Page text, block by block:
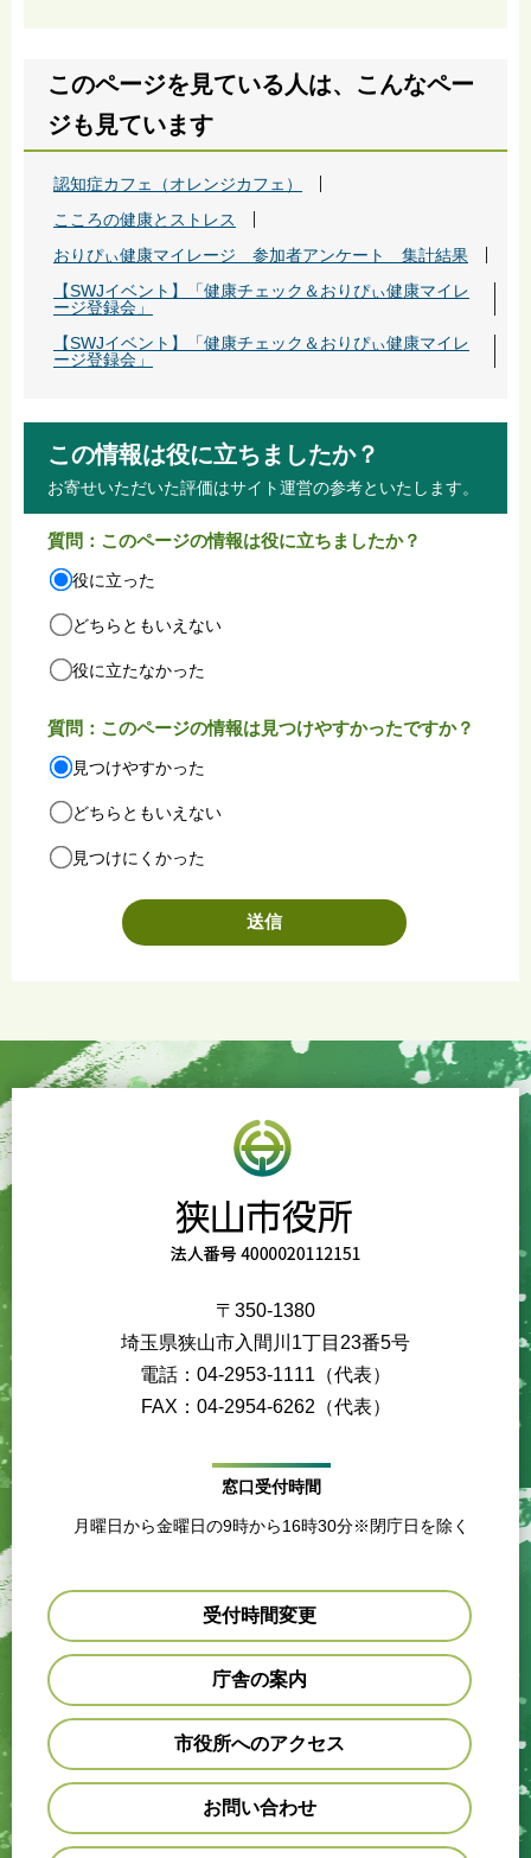
このページを見ている人は、こんなペー
ジも見ています
認知症カフェ（オレンジカフェ）
こころの健康とストレス
おりぴぃ健康マイレージ 参加者アンケート 集計結果
【SWJイベント】「健康チェック＆おりぴぃ健康マイレ
ージ登録会」
【SWJイベント】「健康チェック＆おりぴぃ健康マイレ
ージ登録会」
この情報は役に立ちましたか？
お寄せいただいた評価はサイト運営の参考といたします。
質問：このページの情報は役に立ちましたか？
役に立った
どちらともいえない
役に立たなかった
質問：このページの情報は見つけやすかったですか？
見つけやすかった
どちらともいえない
見つけにくかった
〒350-1380
埼玉県狭山市入間川1丁目23番5号
電話：04-2953-1111（代表）
FAX：04-2954-6262（代表）
窓口受付時間
月曜日から金曜日の9時から16時30分※閉庁日を除く
受付時間変更
庁舎の案内
市役所へのアクセス
お問い合わせ